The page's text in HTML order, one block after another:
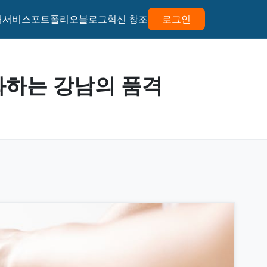
서비스포트폴리오블로그혁신 창조 로그인
는 강남의 품격